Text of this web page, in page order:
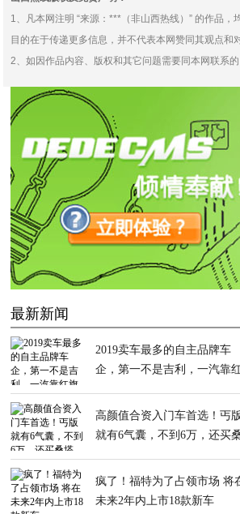
1、凡本网注明 “来源：***（非山西热线）” 的作品，
目的在于传递更多信息，并不代表本网赞同其观点和
2、如因作品内容、版权和其它问题需要同本网联系的
最新新闻
2019卖车最多的自主品牌车
企，第一不是吉利，一汽靠
高颜值合资入门车首选！丐
就有6气囊，不到6万，还买
疯了！福特为了占领市场 将
未来2年内上市18款新车